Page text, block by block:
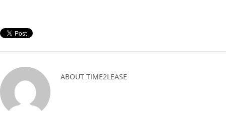
ABOUT TIME2LEASE